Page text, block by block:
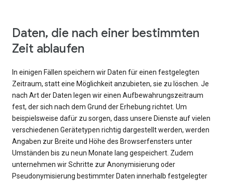
Daten, die nach einer bestimmten
Zeit ablaufen
In einigen Fällen speichern wir Daten für einen festgelegten
Zeitraum, statt eine Möglichkeit anzubieten, sie zu löschen. Je
nach Art der Daten legen wir einen Aufbewahrungszeitraum
fest, der sich nach dem Grund der Erhebung richtet. Um
beispielsweise dafür zu sorgen, dass unsere Dienste auf vielen
verschiedenen Gerätetypen richtig dargestellt werden, werden
Angaben zur Breite und Höhe des Browserfensters unter
Umständen bis zu neun Monate lang gespeichert. Zudem
unternehmen wir Schritte zur Anonymisierung oder
Pseudonymisierung bestimmter Daten innerhalb festgelegter